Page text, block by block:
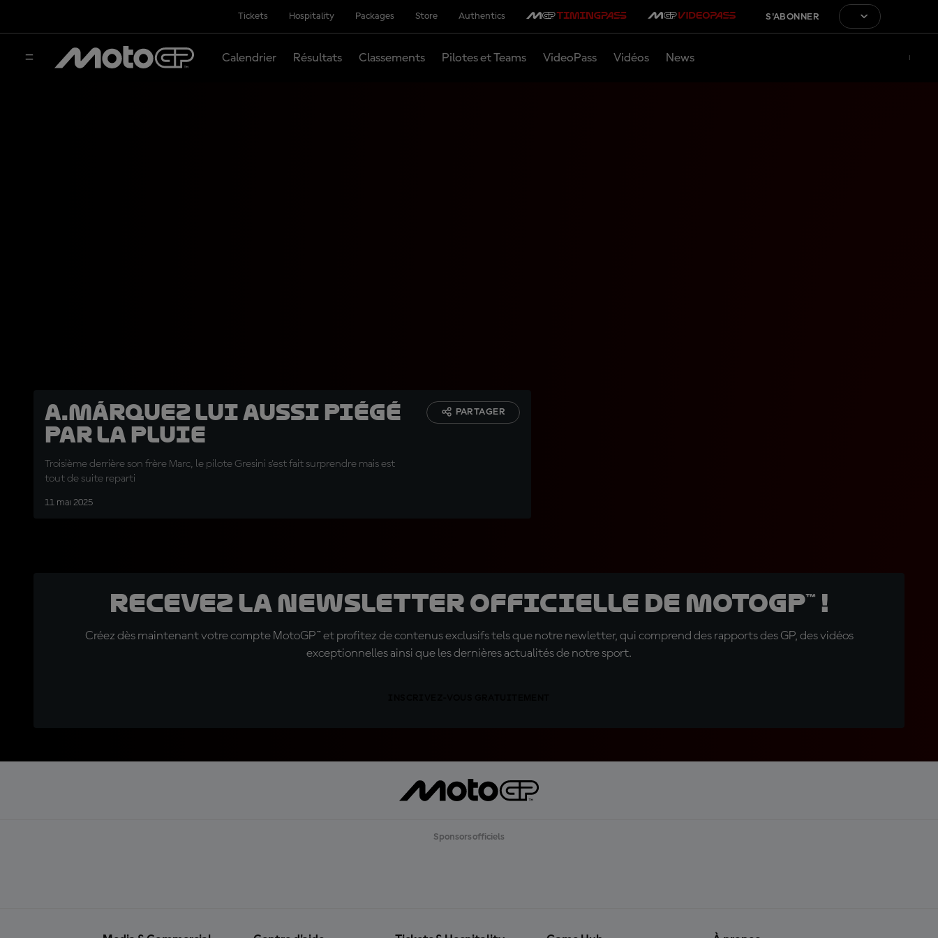
Tickets Hospitality Packages Store Authentics S'ABONNER
Calendrier Résultats Classements Pilotes et Teams VideoPass Vidéos News
A.Márquez lui aussi piégé
par la pluie
Troisième derrière son frère Marc, le pilote Gresini s'est fait surprendre mais est
tout de suite reparti
11 mai 2025
PARTAGER
Recevez la Newsletter officielle de MotoGP™ !
Créez dès maintenant votre compte MotoGP™ et profitez de contenus exclusifs tels que notre newletter, qui comprend des rapports des GP, des vidéos
exceptionnelles ainsi que les dernières actualités de notre sport.
Sponsors officiels